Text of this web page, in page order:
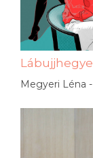
Megyeri Léna